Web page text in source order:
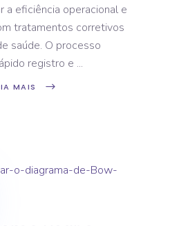
a eficiência operacional e
tratamentos corretivos
saúde. O processo
registro e
MAIS